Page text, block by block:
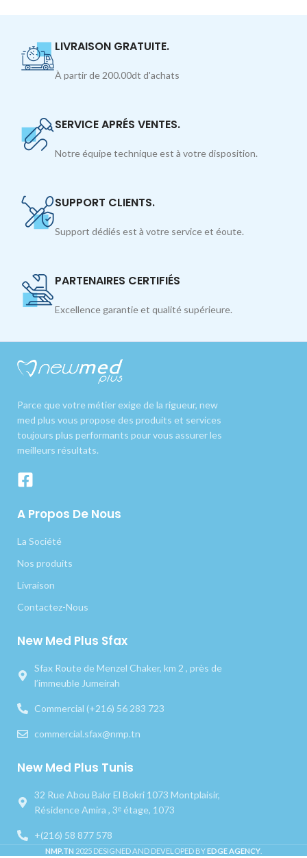
LIVRAISON GRATUITE.
À partir de 200.00dt d'achats
SERVICE APRÉS VENTES.
Notre équipe technique est à votre disposition.
SUPPORT CLIENTS.
Support dédiés est à votre service et éoute.
PARTENAIRES CERTIFIÉS
Excellence garantie et qualité supérieure.
Parce que votre métier exige de la rigueur, new
med plus vous propose des produits et services
toujours plus performants pour vous assurer les
meilleurs résultats.
A Propos De Nous
La Société
Nos produits
Livraison
Contactez-Nous
New Med Plus Sfax
Sfax Route de Menzel Chaker, km 2 , près de
l’immeuble Jumeirah
Commercial (+216) 56 283 723
commercial.sfax@nmp.tn
New Med Plus Tunis
32 Rue Abou Bakr El Bokri 1073 Montplaisir,
Résidence Amira , 3ᵉ étage, 1073
+(216) 58 877 578
NMP.TN 2025 DESIGNED AND DEVELOPED BYEDGE AGENCY